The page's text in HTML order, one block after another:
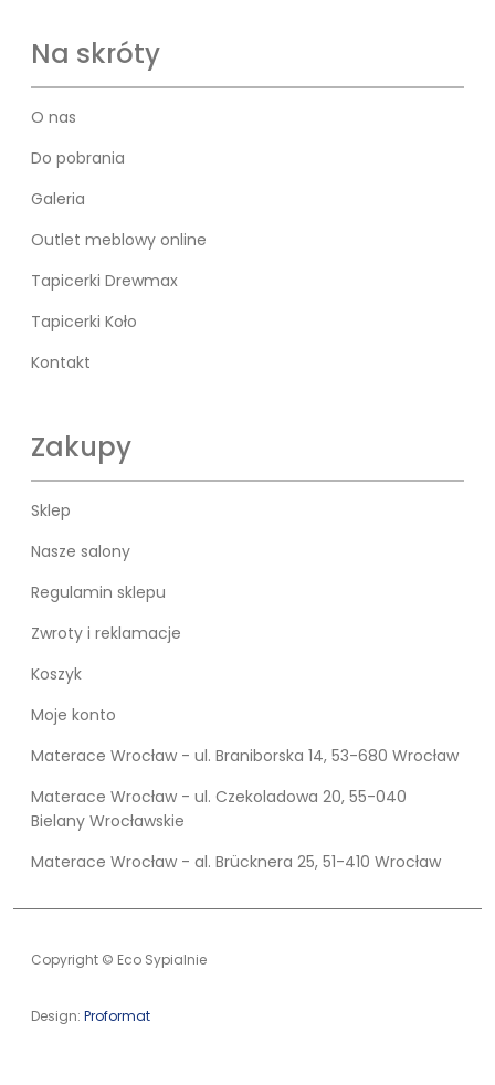
Na skróty
O nas
Do pobrania
Galeria
Outlet meblowy online
Tapicerki Drewmax
Tapicerki Koło
Kontakt
Zakupy
Sklep
Nasze salony
Regulamin sklepu
Zwroty i reklamacje
Koszyk
Moje konto
Materace Wrocław - ul. Braniborska 14, 53-680 Wrocław
Materace Wrocław - ul. Czekoladowa 20, 55-040
Bielany Wrocławskie
Materace Wrocław - al. Brücknera 25, 51-410 Wrocław
Copyright © Eco Sypialnie
Design: Proformat